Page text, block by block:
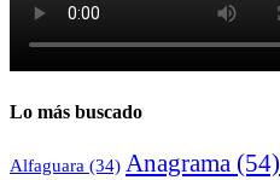
Lo más buscado
Alfaguara (34) Anagrama (54)